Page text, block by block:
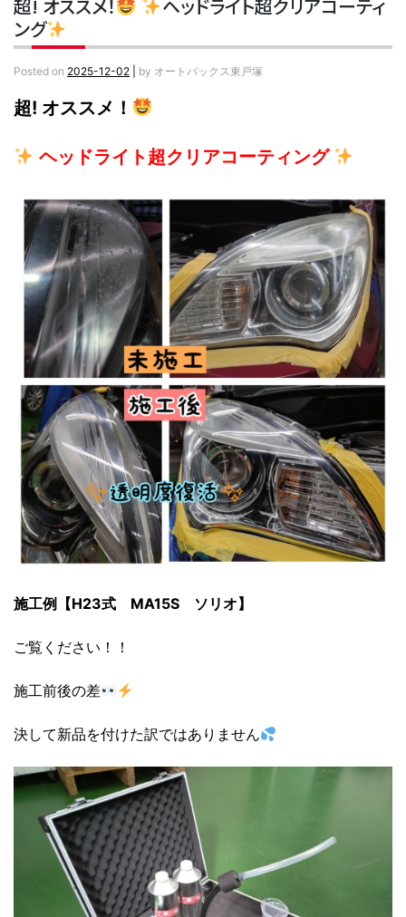
超! オススメ！
ヘッドライト超クリアコーティ
ング
Posted on 2025-12-02 by オートバックス東戸塚
超! オススメ！
ヘッドライト超クリアコーティング
施工例【H23式 MA15S ソリオ】
ご覧ください！！
施工前後の差
決して新品を付けた訳ではありません